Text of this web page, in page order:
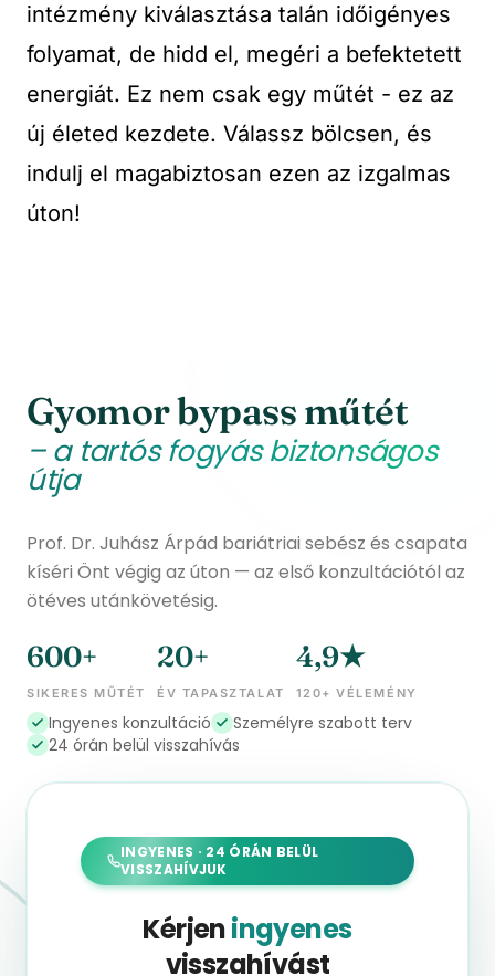
intézmény kiválasztása talán időigényes
folyamat, de hidd el, megéri a befektetett
energiát. Ez nem csak egy műtét - ez az
új életed kezdete. Válassz bölcsen, és
indulj el magabiztosan ezen az izgalmas
úton!
Gyomor bypass műtét
– a tartós fogyás biztonságos
útja
Prof. Dr. Juhász Árpád bariátriai sebész és csapata
kíséri Önt végig az úton — az első konzultációtól az
ötéves utánkövetésig.
SIKERES MŰTÉT
600+
ÉV TAPASZTALAT
20+
120+ VÉLEMÉNY
4,9★
Ingyenes konzultáció
Személyre szabott terv
24 órán belül visszahívás
INGYENES · 24 ÓRÁN BELÜL
VISSZAHÍVJUK
Kérjeningyenes
visszahívást